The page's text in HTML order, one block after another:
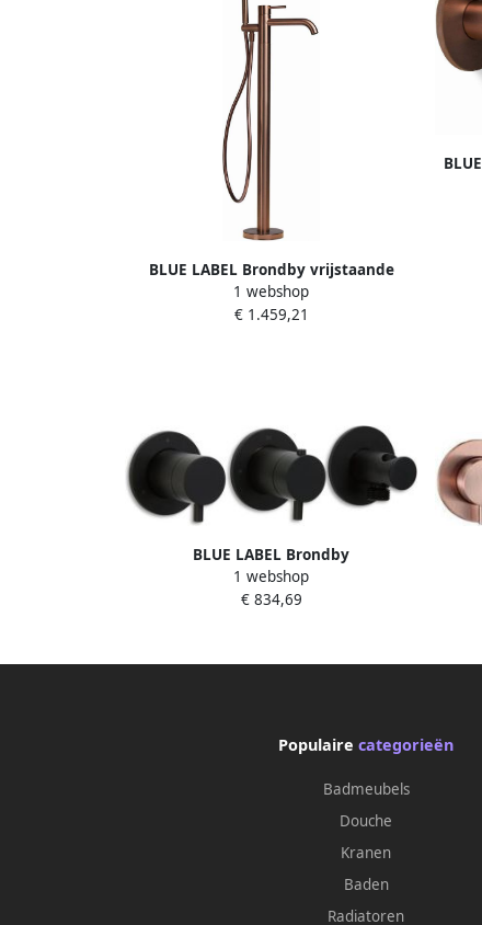
BLUE LABEL Brondby vrijstaande
badmengkraan geborsteld brons FK-
0500-BR
1 webshop
€ 1.459,21
BLUE LABEL Brondby
inbouwthermostaat met 3-weg
omstelling inbouw + afbouwdeel ronde
1 webshop
€ 834,69
Populaire categorieën
Badmeubels
Douche
Kranen
Baden
Radiatoren